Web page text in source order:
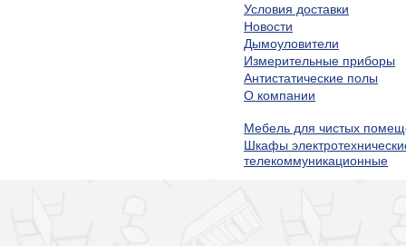
Условия доставки
Новости
Дымоуловители
Измерительные приборы
Антистатические полы
О компании
Мебель для чистых
Шкафы
телекоммуникационные